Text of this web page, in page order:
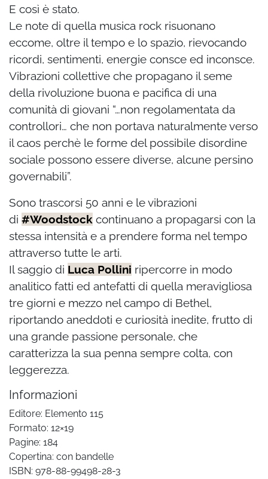
E così è stato.
Le note di quella musica rock risuonano
eccome, oltre il tempo e lo spazio, rievocando
ricordi, sentimenti, energie consce ed inconsce.
Vibrazioni collettive che propagano il seme
della rivoluzione buona e pacifica di una
comunità di giovani “…non regolamentata da
controllori… che non portava naturalmente verso
il caos perchè le forme del possibile disordine
sociale possono essere diverse, alcune persino
governabili”.
Sono trascorsi 50 anni e le vibrazioni
di #Woodstock continuano a propagarsi con la
stessa intensità e a prendere forma nel tempo
attraverso tutte le arti.
Il saggio di Luca Pollini ripercorre in modo
analitico fatti ed antefatti di quella meravigliosa
tre giorni e mezzo nel campo di Bethel,
riportando aneddoti e curiosità inedite, frutto di
una grande passione personale, che
caratterizza la sua penna sempre colta, con
leggerezza.
Informazioni
Editore: Elemento 115
Formato: 12×19
Pagine: 184
Copertina: con bandelle
ISBN: 978-88-99498-28-3